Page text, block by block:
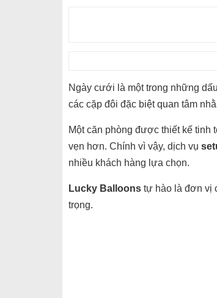
Ngày cưới là một trong những
các cặp đôi đặc biệt quan tâm
Một căn phòng được thiết kế tinh
vẹn hơn. Chính vì vậy, dịch vụ
nhiều khách hàng lựa chọn.
Lucky Balloons tự hào là đơn vị
trọng.